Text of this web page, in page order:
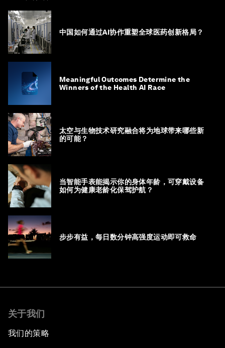
中国如何通过AI协作重塑全球医药创新格局？
Meaningful Outcomes Determine the
Winners of the Health AI Race
太空与生物技术研究融合将为地球带来哪些新
的可能？
当智能手表能揭示你的身体年龄，可穿戴设备
如何为健康老龄化保驾护航？
步步有益，每日数分钟高强度运动即可救命
关于我们
我们的策略